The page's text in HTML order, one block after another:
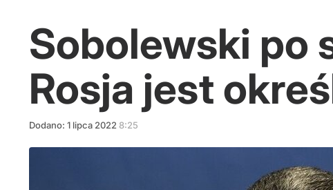
Sobolewski po
Rosja jest
Dodano: 1 lipca 2022 8:25